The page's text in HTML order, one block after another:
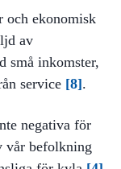
och ekonomisk
av
små inkomster,
service [8].
negativa för
vår befolkning